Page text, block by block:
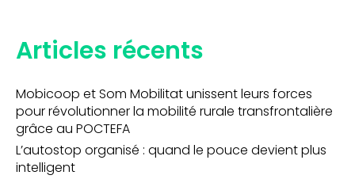
Articles récents
Mobicoop et Som Mobilitat unissent leurs forces
pour révolutionner la mobilité rurale transfrontalière
grâce au POCTEFA
L’autostop organisé : quand le pouce devient plus
intelligent